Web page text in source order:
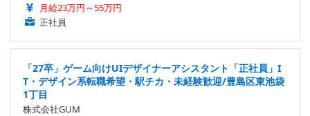
月給23万円～55万円
正社員
「27卒」ゲーム向けUIデザイナーアシスタント「正社員」I
T・デザイン系転職希望・駅チカ・未経験歓迎/豊島区東池袋
1丁目
株式会社GUM